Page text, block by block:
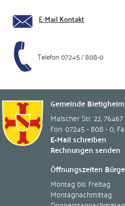
E-Mail Kontakt
Telefon 07245 / 808-0
Gemeinde Bietigheim
Malscher Str. 22,76467
Fon: 07245 - 808 - 0,
E-Mail schreiben
Rechnungen senden
Öffnungszeiten
Montag bis Freitag
Montagnachmittag